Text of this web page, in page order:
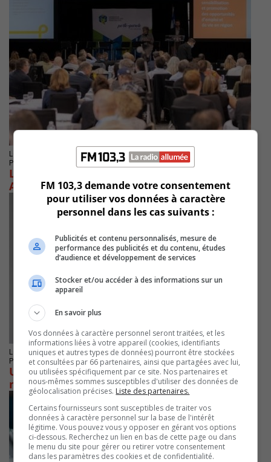
LONGUEUIL
Publié le 11 avril 2024 à 10h02
La FQM applaudit une nouvelle norme des
Affaires municipales
LONGUEUIL
Publié le 25 mars 2024 à 16h30
Une femme arrêtée pour avoir harcelé la
mairesse Fournier
FM 103,3 demande votre consentement
pour utiliser vos données à caractère
personnel dans les cas suivants :
Publicités et contenu personnalisés, mesure de
performance des publicités et du contenu, études
d’audience et développement de services
Stocker et/ou accéder à des informations sur un
appareil
En savoir plus
Vos données à caractère personnel seront traitées, et les
informations liées à votre appareil (cookies, identifiants
uniques et autres types de données) pourront être stockées
et consultées par 66 partenaires, ainsi que partagées avec lui,
ou utilisées spécifiquement par ce site. Nos partenaires et
nous-mêmes sommes susceptibles d'utiliser des données de
géolocalisation précises. Liste des partenaires.
Certains fournisseurs sont susceptibles de traiter vos
données à caractère personnel sur la base de l'intérêt
légitime. Vous pouvez vous y opposer en gérant vos options
ci-dessous. Recherchez un lien en bas de cette page ou dans
le menu du site pour gérer ou retirer votre consentement
dans les paramètres des cookies et de confidentialité.